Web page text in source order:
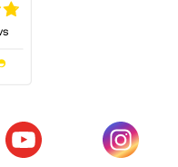
Tab)
einem neuen Tab)
(öffnet sich in einem
(öffnet